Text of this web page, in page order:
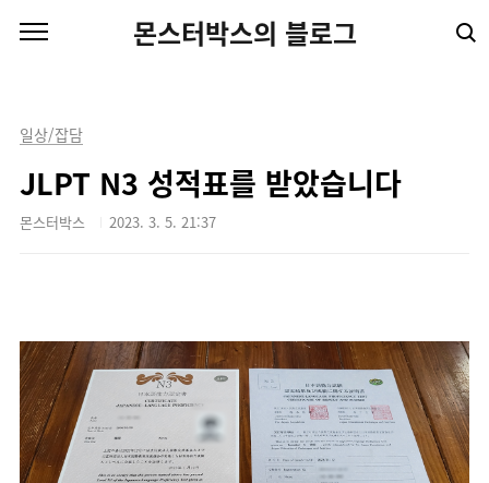
몬스터박스의 블로그
일상/잡담
JLPT N3 성적표를 받았습니다
몬스터박스 2023. 3. 5. 21:37